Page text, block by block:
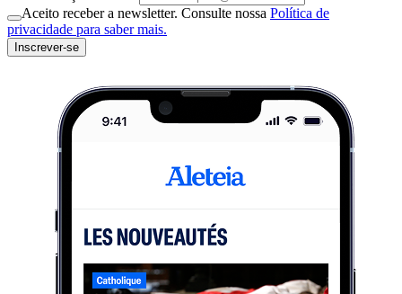
Aceito receber a newsletter. Consulte nossa Política de
privacidade para saber mais.
Inscrever-se